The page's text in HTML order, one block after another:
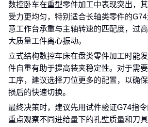
数控卧车在重型零件加工中表现突出，
受力更均匀，特别适合长轴类零件的
意工作台承重与主轴转速的匹配度，过
大质量工件离心振动。
立式结构数控车床在盘类零件加工时能
件自重有助于提高装夹稳定性。对于需
工序，建议选择刀位更多的配置，以确
损后的快速切换。
最终决策时，建议先用试件验证G74指令
重点观察不同进给量下的孔壁质量和刀